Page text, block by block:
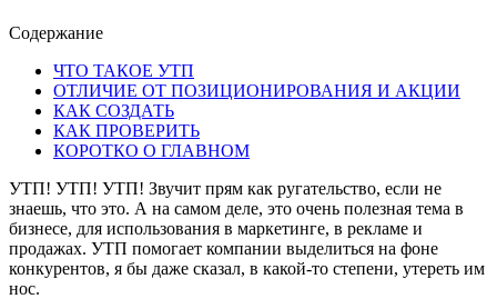
Содержание
ЧТО ТАКОЕ УТП
ОТЛИЧИЕ ОТ ПОЗИЦИОНИРОВАНИЯ И АКЦИИ
КАК СОЗДАТЬ
КАК ПРОВЕРИТЬ
КОРОТКО О ГЛАВНОМ
УТП! УТП! УТП! Звучит прям как ругательство, если не
знаешь, что это. А на самом деле, это очень полезная тема в
бизнесе, для использования в маркетинге, в рекламе и
продажах. УТП помогает компании выделиться на фоне
конкурентов, я бы даже сказал, в какой-то степени, утереть им
нос.